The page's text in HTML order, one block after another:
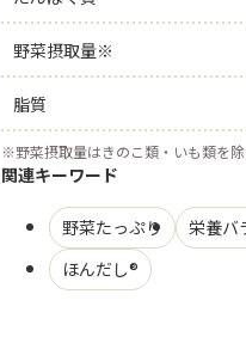
野菜摂取量※
脂質
※野菜摂取量はきのこ類・いも類を除
関連キーワード
野菜たっぷり 栄養バ
ほんだし®